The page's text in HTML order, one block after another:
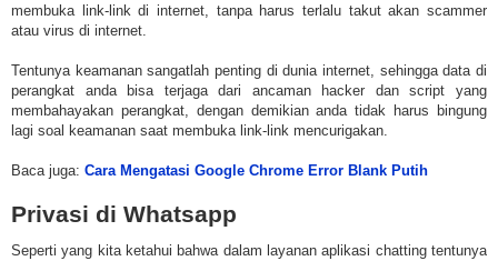
membuka link-link di internet, tanpa harus terlalu takut akan scammer
atau virus di internet.
Tentunya keamanan sangatlah penting di dunia internet, sehingga data di
perangkat anda bisa terjaga dari ancaman hacker dan script yang
membahayakan perangkat, dengan demikian anda tidak harus bingung
lagi soal keamanan saat membuka link-link mencurigakan.
Baca juga: Cara Mengatasi Google Chrome Error Blank Putih
Privasi di Whatsapp
Seperti yang kita ketahui bahwa dalam layanan aplikasi chatting tentunya